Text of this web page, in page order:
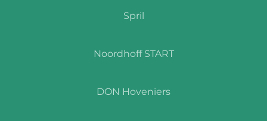
Spril
Noordhoff START
DON Hoveniers